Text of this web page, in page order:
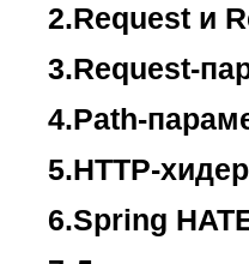
2.Request и
3.Request-
4.Path-
5.HTTP-
6.Spring